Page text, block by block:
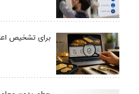
برای تشخیص